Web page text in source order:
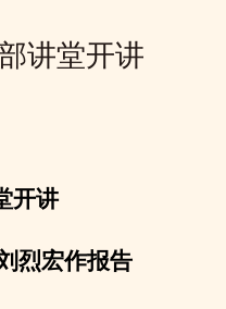
讲堂开讲
开讲
烈宏作报告